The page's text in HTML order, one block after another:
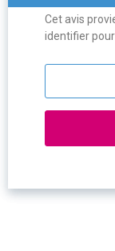
Cet avis
identifier